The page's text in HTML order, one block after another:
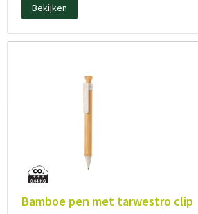
Bekijken
Bamboe pen met tarwestro clip